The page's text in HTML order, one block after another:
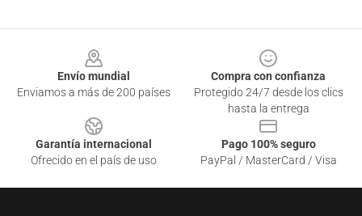
Envío mundial
Enviamos a más de 200 países
Compra con confianza
Protegido 24/7 desde los clics
hasta la entrega
Garantía internacional
Ofrecido en el país de uso
Pago 100% seguro
PayPal / MasterCard / Visa